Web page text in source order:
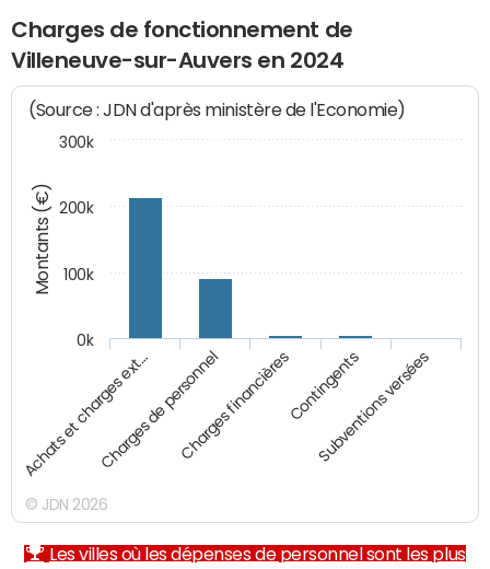
Charges de fonctionnement de
Villeneuve-sur-Auvers en 2024
Montants (€)
(Source : JDN d'après ministère de l'Economie)
Achats et charges ext…Charges de personnelCharges financièresContingents
Subventions versées
0k
100k
200k
300k
© JDN 2026
Les villes où les dépenses de personnel sont les plus